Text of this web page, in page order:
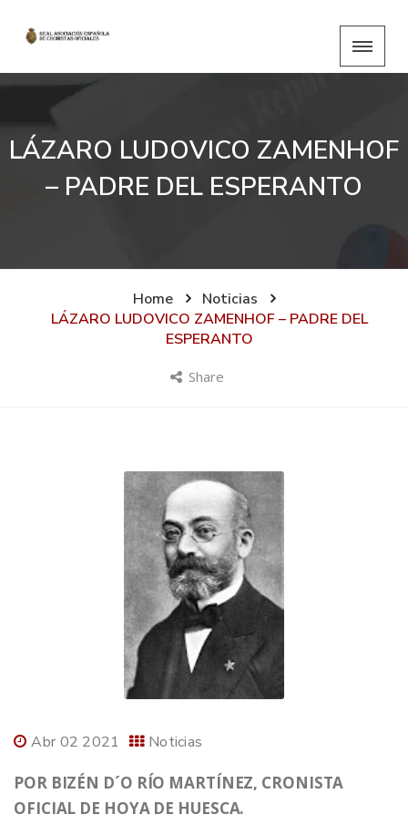
LÁZARO LUDOVICO ZAMENHOF
– PADRE DEL ESPERANTO
Home
Noticias
LÁZARO LUDOVICO ZAMENHOF – PADRE DEL
ESPERANTO
Share
Abr 02 2021 Noticias
POR BIZÉN D´O RÍO MARTÍNEZ, CRONISTA
OFICIAL DE HOYA DE HUESCA.